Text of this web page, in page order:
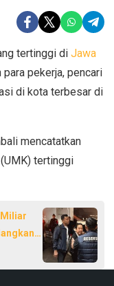
tertinggi di Jawa
pekerja, pencari
di kota terbesar di
mencatatkan
tertinggi
Miliar